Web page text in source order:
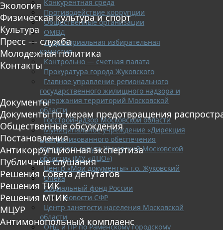
Конкурентная среда
Противодействие коррупции
Общественные организации
ОМВД
Территориальная избирательная
комиссия
Контрольно — счетная палата
Прокуратура города Жуковского
Главное управление регионального
государственного жилищного надзора и
содержания территорий Московской
области
Госстройнадзор Московской области
Муниципальное учреждение «Дирекция
централизованного обеспечения
городского округа Жуковский Московской
области» (МУ «ДЦО»)
Центр «Мои документы» г.о. Жуковский
Опека
Социальный фонд России
Новости СФР
Центр занятости населения Московской
области
ОНД и ПР по Раменскому городскому
Экология
Физическая культура и спорт
Культура
Пресс — служба
Молодежная политика
Контакты
Документы
Документы по мерам предотвращения
Общественные обсуждения
Постановления
Антикоррупционная экспертиза
Публичные слушания
Решения Совета депутатов
Решения ТИК
Решения МТИК
МЦУР
Антимонопольный комплаенс